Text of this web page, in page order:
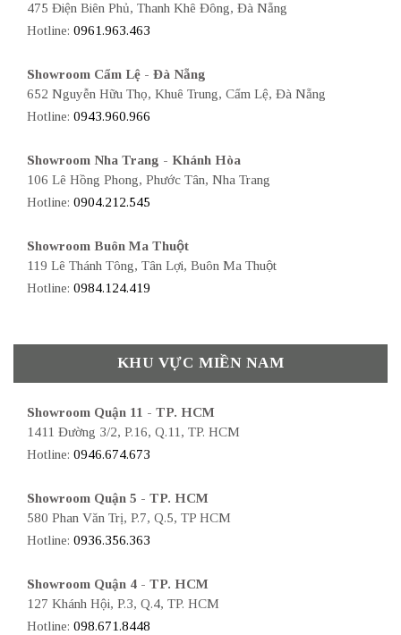
475 Điện Biên Phủ, Thanh Khê Đông, Đà Nẵng
Hotline: 0961.963.463
Showroom Cẩm Lệ - Đà Nẵng
652 Nguyễn Hữu Thọ, Khuê Trung, Cẩm Lệ, Đà Nẵng
Hotline: 0943.960.966
Showroom Nha Trang - Khánh Hòa
106 Lê Hồng Phong, Phước Tân, Nha Trang
Hotline: 0904.212.545
Showroom Buôn Ma Thuột
119 Lê Thánh Tông, Tân Lợi, Buôn Ma Thuột
Hotline: 0984.124.419
KHU VỰC MIỀN NAM
Showroom Quận 11 - TP. HCM
1411 Đường 3/2, P.16, Q.11, TP. HCM
Hotline: 0946.674.673
Showroom Quận 5 - TP. HCM
580 Phan Văn Trị, P.7, Q.5, TP HCM
Hotline: 0936.356.363
Showroom Quận 4 - TP. HCM
127 Khánh Hội, P.3, Q.4, TP. HCM
Hotline: 098.671.8448